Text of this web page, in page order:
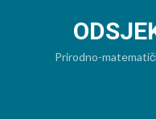
Prirodno-